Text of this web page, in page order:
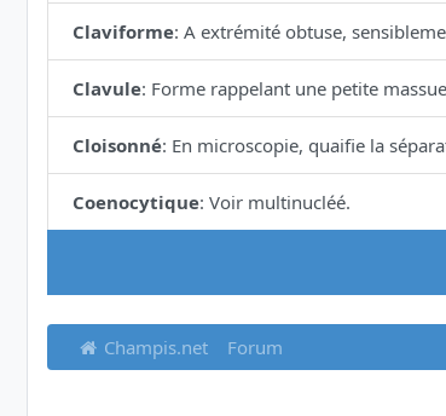
Claviforme: A extrémité obtuse,
Clavule: Forme rappelant une petite
Cloisonné: En microscopie, quaifie la
Coenocytique: Voir multinucléé.
Champis.net Forum